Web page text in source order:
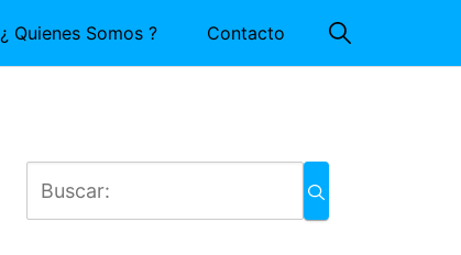
¿ Quienes Somos ? Contacto